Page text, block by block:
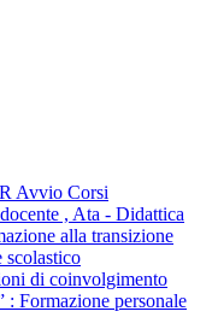
Avvio Corsi
, Ata - Didattica
alla transizione
scolastico
di coinvolgimento
Formazione personale